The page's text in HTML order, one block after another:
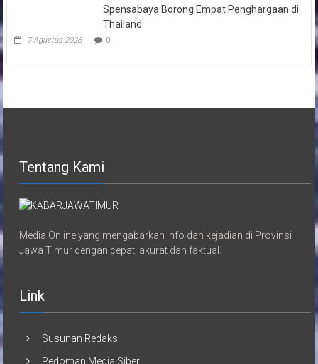
Spensabaya Borong Empat Penghargaan di
Thailand
7 Agustus 2026 0
Tentang Kami
Media Online yang mengabarkan info dan kejadian di Provinsi
Jawa Timur dengan cepat, akurat dan faktual.
Link
Susunan Redaksi
Pedoman Media Siber